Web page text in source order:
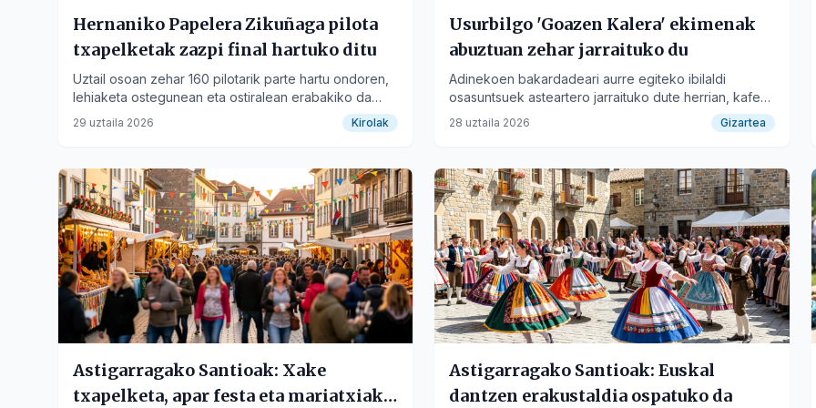
Hernaniko Papelera Zikuñaga pilota
txapelketak zazpi final hartuko ditu
Uztail osoan zehar 160 pilotarik parte hartu ondoren,
lehiaketa ostegunean eta ostiralean erabakiko da
udal frontoian.
29 uztaila 2026 Kirolak
Usurbilgo 'Goazen Kalera' ekimenak
abuztuan zehar jarraituko du
Adinekoen bakardadeari aurre egiteko ibilaldi
osasuntsuek asteartero jarraituko dute herrian, kafe-
tertuliarekin amaituz.
28 uztaila 2026 Gizartea
Astigarragako Santioak: Xake
txapelketa, apar festa eta mariatxiak
Astigarragako Santioak: Euskal
dantzen erakustaldia ospatuko da